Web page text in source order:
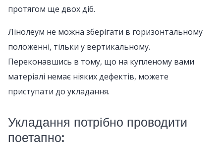
протягом ще двох діб.
Лінолеум не можна зберігати в горизонтальному
положенні, тільки у вертикальному.
Переконавшись в тому, що на купленому вами
матеріалі немає ніяких дефектів, можете
приступати до укладання.
Укладання потрібно проводити
поетапно: